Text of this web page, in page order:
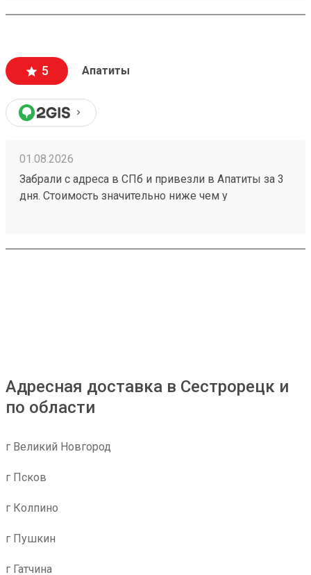
подскажут как лучше упаковать. Заказы
5 Апатиты
01.08.2026
Забрали с адреса в СПб и привезли в Апатиты за 3
дня. Стоимость значительно ниже чем у
компанией! Номер заказа 260691900.
Адресная доставка в Сестрорецк и
по области
г Великий Новгород
г Псков
г Колпино
г Пушкин
г Гатчина